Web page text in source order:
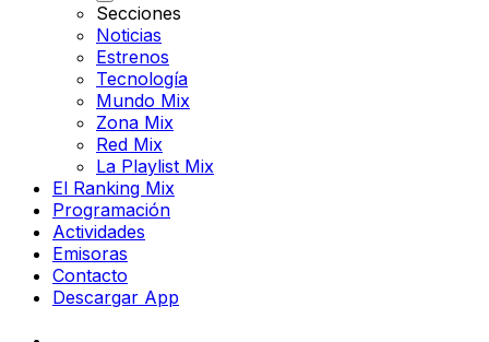
Secciones
Noticias
Estrenos
Tecnología
Mundo Mix
Zona Mix
Red Mix
La Playlist Mix
El Ranking Mix
Programación
Actividades
Emisoras
Contacto
Descargar App